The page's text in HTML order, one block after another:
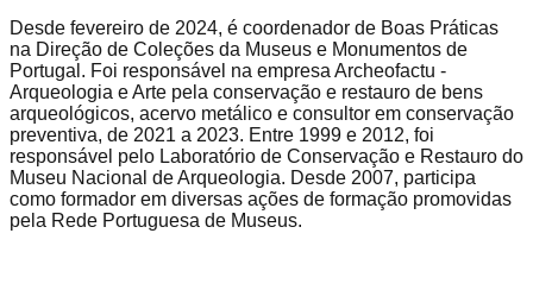
Desde fevereiro de 2024, é coordenador de Boas Práticas
na Direção de Coleções da Museus e Monumentos de
Portugal. Foi responsável na empresa Archeofactu -
Arqueologia e Arte pela conservação e restauro de bens
arqueológicos, acervo metálico e consultor em conservação
preventiva, de 2021 a 2023. Entre 1999 e 2012, foi
responsável pelo Laboratório de Conservação e Restauro do
Museu Nacional de Arqueologia. Desde 2007, participa
como formador em diversas ações de formação promovidas
pela Rede Portuguesa de Museus.